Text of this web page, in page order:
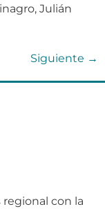
Julián
Siguiente →
regional con la